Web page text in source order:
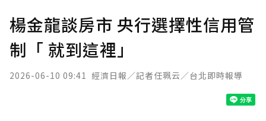
楊金龍談房市 央行選擇性信用管
制「 就到這裡」
2026-06-10 09:41 經濟日報／記者任珮云／台北即時報導